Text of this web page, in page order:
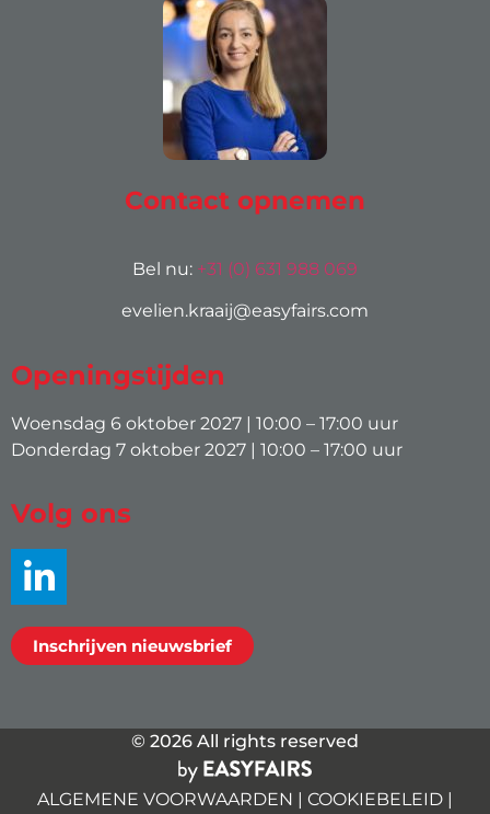
Contact opnemen
Bel nu: +31 (0) 631 988 069
evelien.kraaij@easyfairs.com
Openingstijden
Woensdag 6 oktober 2027 | 10:00 – 17:00 uur
Donderdag 7 oktober 2027 | 10:00 – 17:00 uur
Volg ons
Inschrijven nieuwsbrief
© 2026 All rights reserved
ALGEMENE VOORWAARDEN COOKIEBELEID